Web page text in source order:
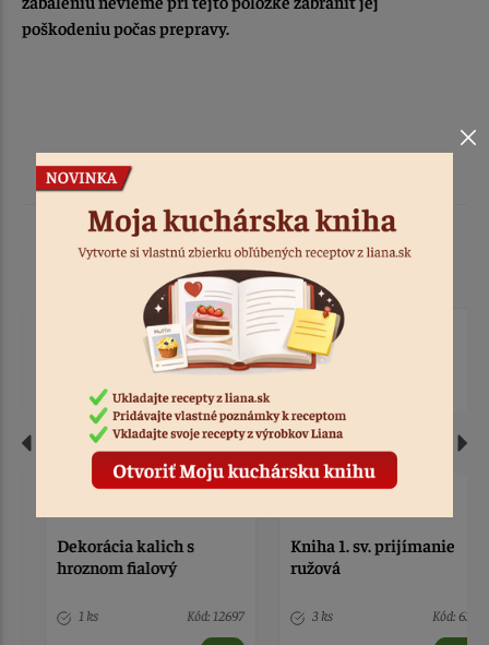
poškodeniu počas prepravy.
Podobné produkty
Dekorácia kalich s
hroznom fialový
1 ks Kód: 12697
Kniha 1. sv. prijímanie
ružová
3 ks Kód: 633